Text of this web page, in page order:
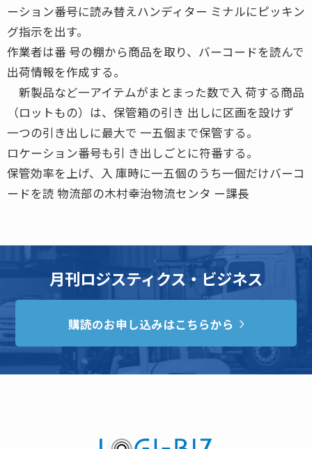
ーション番号に読み替えハンディター ミナルにピッキン
グ指示を出す。
作業者は番 号の棚から商品を取り、バーコードを読んで
出荷情報を作成する。
新製品など一アイテムがまとまった数で入 荷する商品
（ロットもの）は、保管箱の引き 出しに区画を設けず
一つの引き出しに最大で 一五個まで保管する。
ロケーション番号も引 き出しごとに符番する。
保管効率を上げ、入 庫時に一五個のうち一個だけバーコ
ードを読 物流部の木村幸治物流センタ ー課長
月刊ロジスティクス・ビジネス
購読のお申し込みはこちらから